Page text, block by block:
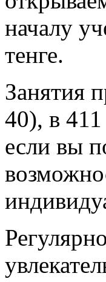
началу
тенге.
Занятия
40), в
если вы